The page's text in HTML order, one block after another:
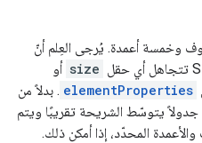
وخمسة أعمدة. يُرجى العِلم أنّ
size أو
elementProperties . بدلاً من
يتوسّط الشريحة تقريبًا ويتم
المحدّد، إذا أمكن ذلك.